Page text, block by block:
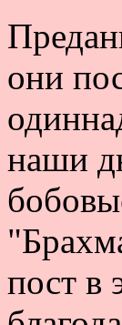
они
наши
пост в